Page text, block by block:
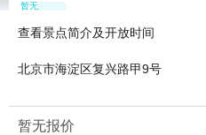
暂无点评
查看景点简介及开放时间
北京市海淀区复兴路甲9号
暂无报价